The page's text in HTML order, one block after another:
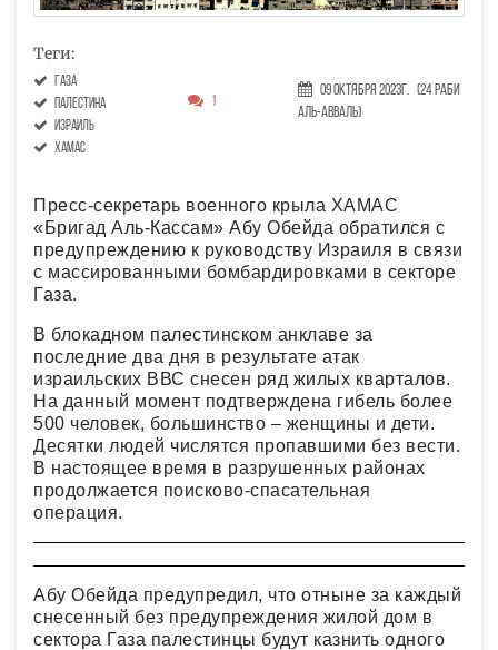
Теги:
Газа
Палестина
Израиль
ХАМАС
1
09 Октября 2023г.
(24 Раби
аль-авваль)
Пресс-секретарь военного крыла ХАМАС
«Бригад Аль-Кассам» Абу Обейда обратился с
предупреждению к руководству Израиля в связи
с массированными бомбардировками в секторе
Газа.
В блокадном палестинском анклаве за
последние два дня в результате атак
израильских ВВС снесен ряд жилых кварталов.
На данный момент подтверждена гибель более
500 человек, большинство – женщины и дети.
Десятки людей числятся пропавшими без вести.
В настоящее время в разрушенных районах
продолжается поисково-спасательная
операция.
Абу Обейда предупредил, что отныне за каждый
снесенный без предупреждения жилой дом в
сектора Газа палестинцы будут казнить одного